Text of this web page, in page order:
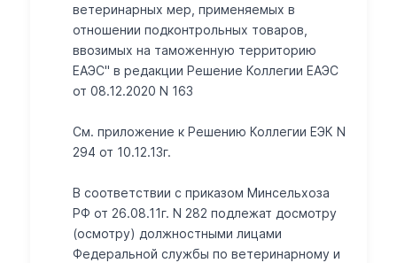
ветеринарных мер, применяемых в
отношении подконтрольных товаров,
ввозимых на таможенную территорию
ЕАЭС" в редакции Решение Коллегии ЕАЭС
от 08.12.2020 N 163
Cм. приложение к Решению Коллегии ЕЭК N
294 от 10.12.13г.
В соответствии с приказом Минсельхоза
РФ от 26.08.11г. N 282 подлежат досмотру
(осмотру) должностными лицами
Федеральной службы по ветеринарному и